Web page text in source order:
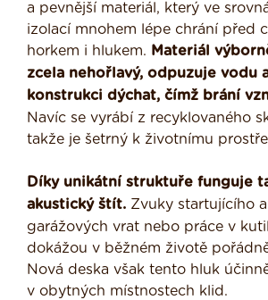
a pevnější materiál, který ve
izolací mnohem lépe chrání před
horkem i hlukem. Materiál
zcela nehořlavý, odpuzuje vodu
konstrukci dýchat, čímž brání
Navíc se vyrábí z recyklovaného
takže je šetrný k životnímu
Díky unikátní struktuře funguje
akustický štít. Zvuky startujícího
garážových vrat nebo práce v
dokážou v běžném životě
Nová deska však tento hluk
v obytných místnostech klid.